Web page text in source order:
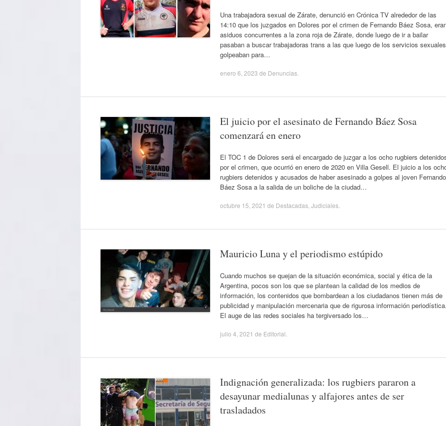
Una trabajadora sexual de Zárate, denunció en Crónica TV alrededor de las
14:10 que los juzgados en Dolores por el crimen de Fernando Báez Sosa,
asiduos concurrentes a la zona roja de Zárate, donde luego de ir a bailar
pasaban a buscar trabajadoras trans a las que luego de los servicios sexuales
golpeaban para…
enero 6, 2023 de Denuncias
El juicio por el asesinato de Fernando Báez Sosa
comenzará en enero
El TOC 1 de Dolores será el encargado de juzgar a los ocho rugbiers
por el crimen, que ocurrió en enero de 2020 en Villa Gesell. El juicio a los
rugbiers detenidos y acusados de haber asesinado a golpes al joven Fernando
Báez Sosa a la salida de un boliche de la ciudad…
octubre 15, 2021 de Destacadas Judiciales
Mauricio Luna y el periodismo estúpido
Cuando muchos se quejan de la situación económica, social y ética de la
Argentina, pocos son los que se plantean la calidad de los medios de
información, los contenidos que bombardean a los ciudadanos tienen más de
publicidad y manipulación mercenaria que de rigurosa información
El auge de las redes sociales ha tergiversado los…
julio 4, 2021 de Editorial
Indignación generalizada: los rugbiers pararon a
desayunar medialunas y alfajores antes de ser
trasladados